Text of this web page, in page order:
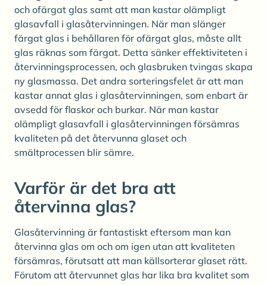
och ofärgat glas samt att man kastar olämpligt
glasavfall i glasåtervinningen. När man slänger
färgat glas i behållaren för ofärgat glas, måste allt
glas räknas som färgat. Detta sänker effektiviteten i
återvinningsprocessen, och glasbruken tvingas skapa
ny glasmassa. Det andra sorteringsfelet är att man
kastar annat glas i glasåtervinningen, som enbart är
avsedd för flaskor och burkar. När man kastar
olämpligt glasavfall i glasåtervinningen försämras
kvaliteten på det återvunna glaset och
smältprocessen blir sämre.
Varför är det bra att
återvinna glas?
Glasåtervinning är fantastiskt eftersom man kan
återvinna glas om och om igen utan att kvaliteten
försämras, förutsatt att man källsorterar glaset rätt.
Förutom att återvunnet glas har lika bra kvalitet som